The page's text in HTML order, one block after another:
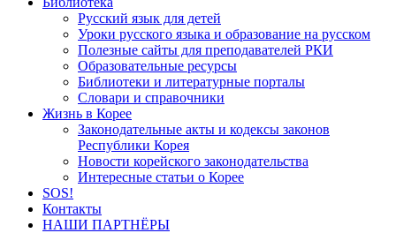
Русский язык для детей
Уроки русского языка и образование на русском
Полезные сайты для преподавателей РКИ
Образовательные ресурсы
Библиотеки и литературные порталы
Словари и справочники
Жизнь в Корее
Законодательные акты и кодексы законов
Республики Корея
Новости корейского законодательства
Интересные статьи о Корее
SOS!
Контакты
НАШИ ПАРТНЁРЫ